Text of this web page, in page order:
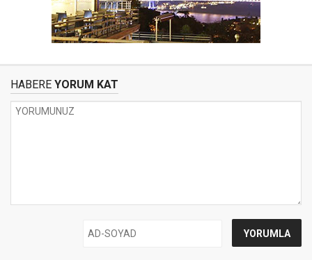
HABERE YORUM KAT